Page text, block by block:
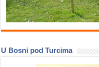
U Bosni pod Turcima